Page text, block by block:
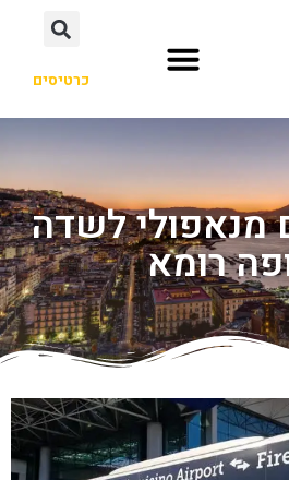
כרטיסים
מנאפולי לשדה
רומא